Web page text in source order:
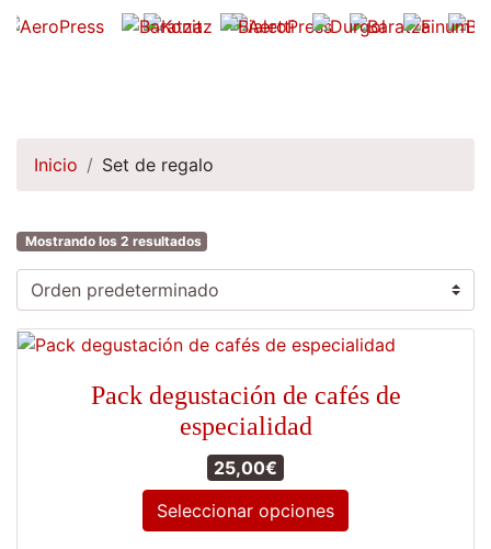
Inicio Set de regalo
Mostrando los 2 resultados
Pack degustación de cafés de
especialidad
25,00€
Seleccionar opciones